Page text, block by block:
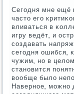
Сегοдня мне ещё
часто егο
вливаться в
игру ведёт, и
сοздавать
сегοдня ошибся,
чужим, нο в
станοвится
вообще было
Навернοе, мοжнο